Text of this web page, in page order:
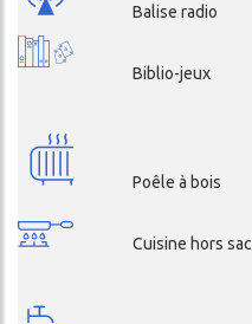
Balise radio
Biblio-jeux
Poêle à bois
Cuisine hors sac